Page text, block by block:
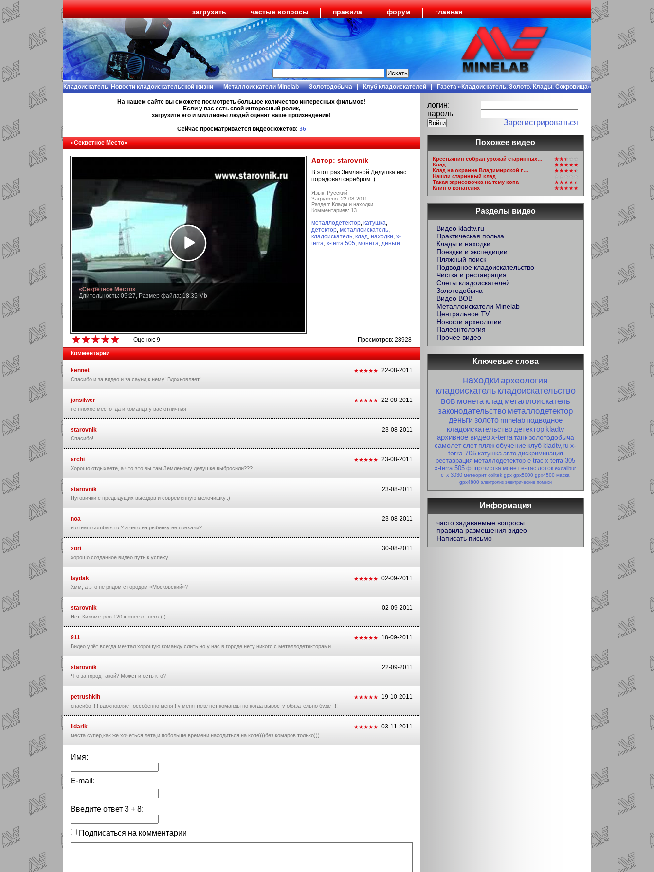
загрузить частые вопросы правила форум главная
Кладоискатель. Новости кладоискательской жизни Металлоискатели Minelab Золотодобыча Клуб кладоискателей Газета «Кладоискатель. Золото. Клады. Сокровища»
На нашем сайте вы сможете посмотреть большое количество интересных фильмов!
Если у вас есть свой интересный ролик,
загрузите его и миллионы людей оценят ваше произведение!
Сейчас просматривается видеосюжетов: 36
«Секретное Место»
«Секретное Место»
Длительность: 05:27, Размер файла: 18.35 Mb
Автор: starovnik
В этот раз Земляной Дедушка нас
порадовал серебром..)
Язык: Русский
Загружено: 22-08-2011
Раздел: Клады и находки
Комментариев: 13
металлодетектор, катушка,
детектор, металлоискатель,
кладоискатель, клад, находки, x-
terra, x-terra 505, монета, деньги
Оценок: 9
Просмотров: 28928
Комментарии
kennet 22-08-2011
Спасибо и за видео и за саунд к нему! Вдохновляет!
jonsilwer 22-08-2011
не плохое место .да и команда у вас отличная
starovnik 23-08-2011
Спасибо!
archi 23-08-2011
Хорошо отдыхаете, а что это вы там Земленому дедушке выбросили???
starovnik 23-08-2011
Пуговички с предыдущих выездов и современную мелочишку..)
noa 23-08-2011
eto team combats.ru ? а чего на рыбинку не поехали?
xori 30-08-2011
хорошо созданное видео путь к успеху
laydak 02-09-2011
Хмм, а это не рядом с городом «Московский»?
starovnik 02-09-2011
Нет. Километров 120 южнее от него.)))
911 18-09-2011
Видео улёт всегда мечтал хорошую команду слить но у нас в городе нету никого с металлодетекторами
starovnik 22-09-2011
Что за город такой? Может и есть кто?
petrushkih 19-10-2011
спасибо !!!! вдохновляет оссобенно меня!! у меня тоже нет команды но когда выросту обязательно будет!!!
ildarik 03-11-2011
места супер,как же хочеться лета,и побольше времени находиться на копе)))без комаров только)))
Имя:
E-mail:
Введите ответ 3+ 8:
Подписаться на комментарии
логин:
пароль:
Зарегистрироваться
Похожее видео
Крестьянин собрал урожай старинных…
Клад
Клад на окраине Владимирской г…
Нашли старинный клад
Такая зарисовочка на тему копа
Клип о копателях
Разделы видео
Видео kladtv.ru
Практическая польза
Клады и находки
Поездки и экспедиции
Пляжный поиск
Подводное кладоискательство
Чистка и реставрация
Слеты кладоискателей
Золотодобыча
Видео ВОВ
Металлоискатели Minelab
Центральное TV
Новости археологии
Палеонтология
Прочее видео
Ключевые слова
находки археология
кладоискатель кладоискательство
вов монета клад металлоискатель
законодательство металлодетектор
деньги золото minelab подводное
кладоискательство детектор kladtv
архивное видео x-terra танк золотодобыча
самолетслет пляжобучение клуб kladtv,ru x-
terra 705 катушка авто дискриминация
реставрация металлодетектор e-trac x-terra 305
x-terra 505 фппр чистка монет e-trac лоток excalibur
стх 3030 метеорит coiltek gpx gpx5000 gpx4500 маска
gpx4800 электролиз электрические помехи
Информация
часто задаваемые вопросы
правила размещения видео
Написать письмо